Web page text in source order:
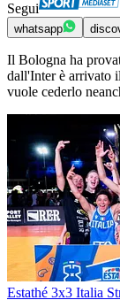
Segui
whatsapp
Il Bologna ha
dall'Inter è arrivato
vuole cederlo
Estathé 3x3 Italia